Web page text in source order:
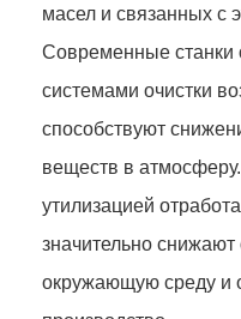
масел и связанных с
Современные станки
системами очистки
способствуют
веществ в
утилизацией
значительно
окружающую среду и